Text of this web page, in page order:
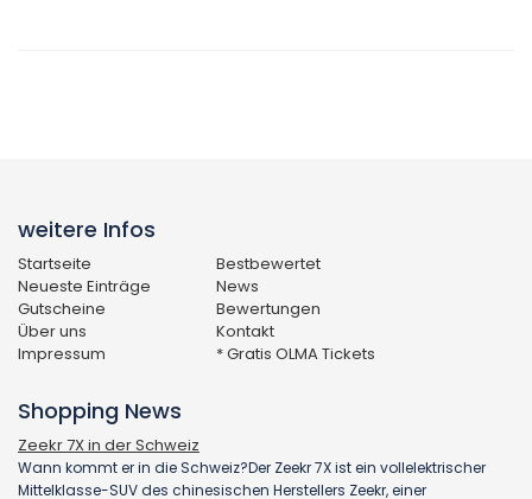
weitere Infos
Startseite
Bestbewertet
Neueste Einträge
News
Gutscheine
Bewertungen
Über uns
Kontakt
Impressum
* Gratis OLMA Tickets
Shopping News
Zeekr 7X in der Schweiz
Wann kommt er in die Schweiz?Der Zeekr 7X ist ein vollelektrischer
Mittelklasse-SUV des chinesischen Herstellers Zeekr, einer